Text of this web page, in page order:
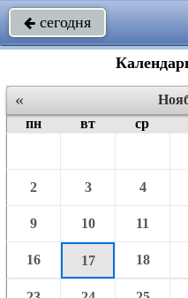
 сегодня
«
пн
вт ср
2 3 4
9 10 11
16 17 18